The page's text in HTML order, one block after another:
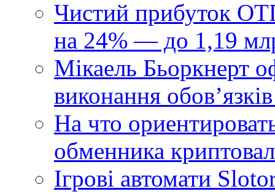
Чистий прибуток
на 24% — до 1,19
Мікаель Бьоркнерт
виконання
На что
обменника
Ігрові автомати